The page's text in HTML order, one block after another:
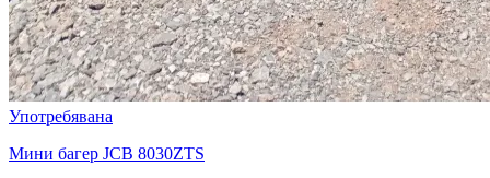
Употребявана
Мини багер JCB 8030ZTS